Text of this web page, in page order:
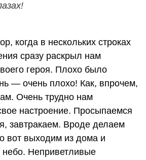
когда в нескольких строках
сразу раскрыл нам
героя. Плохо было
— очень плохо! Как, впрочем,
Очень трудно нам
настроение. Просыпаемся
завтракаем. Вроде делаем
вот выходим из дома и
небо. Неприветливые